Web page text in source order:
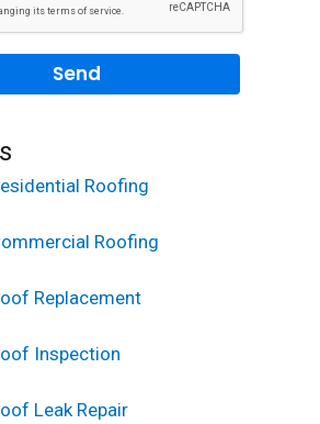
Roofing
Roofing
Replacement
Inspection
Leak Repair